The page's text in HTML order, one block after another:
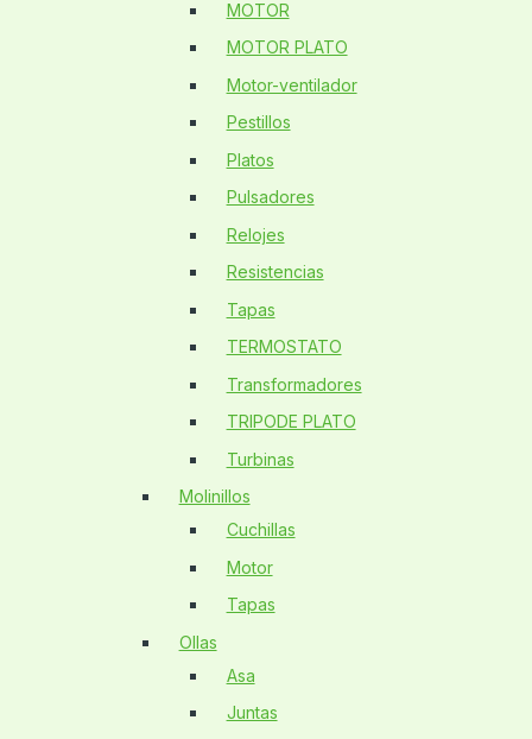
MOTOR
MOTOR PLATO
Motor-ventilador
Pestillos
Platos
Pulsadores
Relojes
Resistencias
Tapas
TERMOSTATO
Transformadores
TRIPODE PLATO
Turbinas
Molinillos
Cuchillas
Motor
Tapas
Ollas
Asa
Juntas